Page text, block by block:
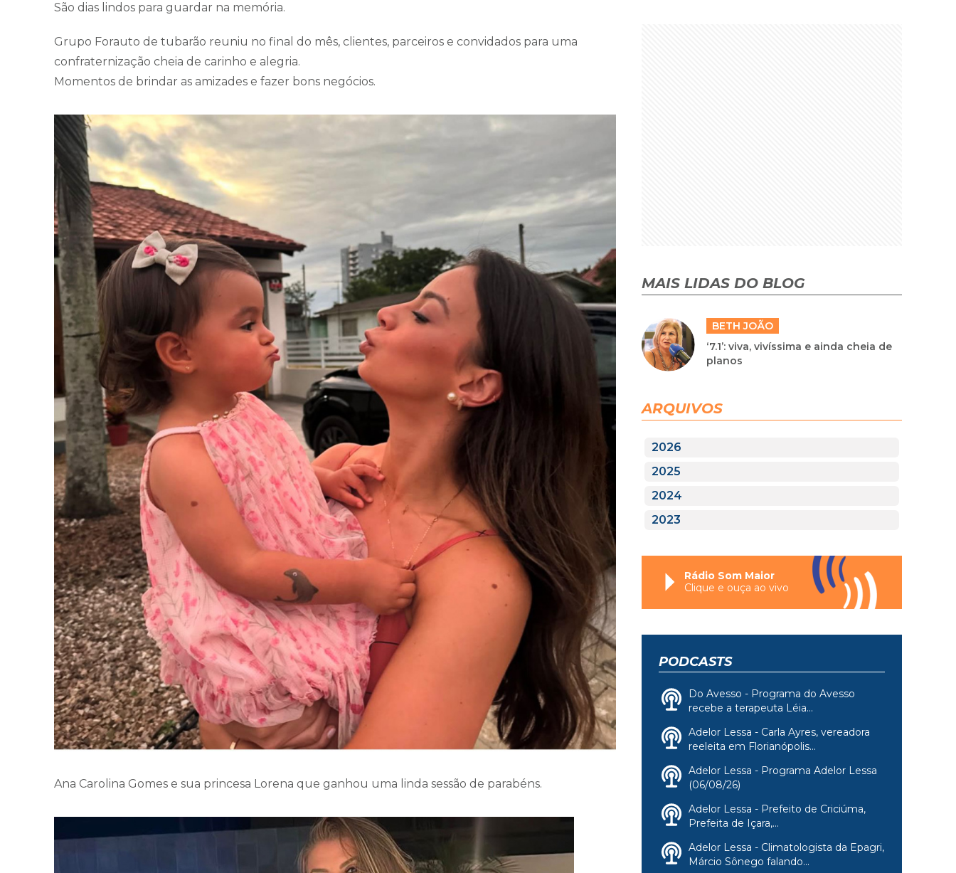
São dias lindos para guardar na memória.
Grupo Forauto de tubarão reuniu no final do mês, clientes, parceiros e convidados para uma
confraternização cheia de carinho e alegria.
Momentos de brindar as amizades e fazer bons negócios.
Ana Carolina Gomes e sua princesa Lorena que ganhou uma linda sessão de parabéns.
MAIS LIDAS DO BLOG
BETH JOÃO
‘7.1’: viva, vivíssima e ainda cheia de
planos
ARQUIVOS
2026
2025
2024
2023
Rádio Som Maior
Clique e ouça ao vivo
PODCASTS
Do Avesso - Programa do Avesso
recebe a terapeuta Léia...
Adelor Lessa - Carla Ayres, vereadora
reeleita em Florianópolis...
Adelor Lessa - Programa Adelor Lessa
(06/08/26)
Adelor Lessa - Prefeito de Criciúma,
Prefeita de Içara,...
Adelor Lessa - Climatologista da Epagri,
Márcio Sônego falando...